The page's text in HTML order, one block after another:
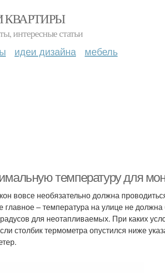
КВАРТИРЫ
интересные статьи
идеи дизайна мебель
температуру для
вовсе необязательно должна
– температура на улице не
для неотапливаемых. При каких
столбик термометра опустился ниже